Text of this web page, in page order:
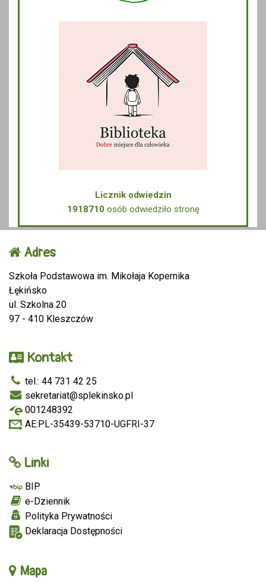
Licznik odwiedzin
1918710osób odwiedziło stronę
Adres
Szkoła Podstawowa im. Mikołaja Kopernika
Łękińsko
ul. Szkolna 20
97 - 410 Kleszczów
Kontakt
tel.: 44 731 42 25
sekretariat@splekinsko.pl
001248392
AE:PL-35439-53710-UGFRI-37
Linki
BIP
e-Dziennik
Polityka Prywatności
Deklaracja Dostępności
Mapa